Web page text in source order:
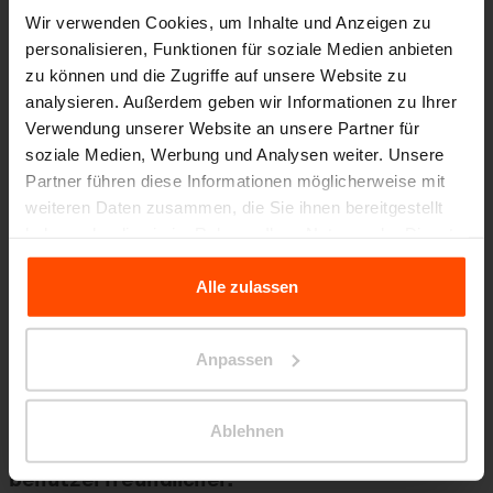
Wir verwenden Cookies, um Inhalte und Anzeigen zu
personalisieren, Funktionen für soziale Medien anbieten
zu können und die Zugriffe auf unsere Website zu
analysieren. Außerdem geben wir Informationen zu Ihrer
Verwendung unserer Website an unsere Partner für
soziale Medien, Werbung und Analysen weiter. Unsere
Partner führen diese Informationen möglicherweise mit
weiteren Daten zusammen, die Sie ihnen bereitgestellt
gesammelt haben.
Für weitere Informationen besuchen Sie bitte Principles
Alle zulassen
Anpassen
Ablehnen
Die amerikanische Gallup-Umfrage hingegen
konzentrierte sich darauf, wie viel Prozent der
Bevölkerung sich fünfmal oder öfter am Tag die
Hände wäschen oder
Händedesinfektionsmittel verwenden. Die
94 % den ersten Platz, während im Senegal
nur 24 % der Bevölkerung diese Häufigkeit
Wir machen Städte schöner, sauberer und
benutzerfreundlicher.